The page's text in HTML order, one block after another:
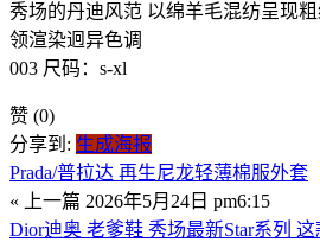
秀场的丹迪风范 以绵羊毛混纺呈现
领渲染迥异色调
003 尺码：s-xl
赞 (0)
分享到: 生成海报
Prada/普拉达 再生尼龙轻薄棉服外套
« 上一篇 2026年5月24日 pm6:15
Dior迪奥 老爹鞋 秀场最新Star系列